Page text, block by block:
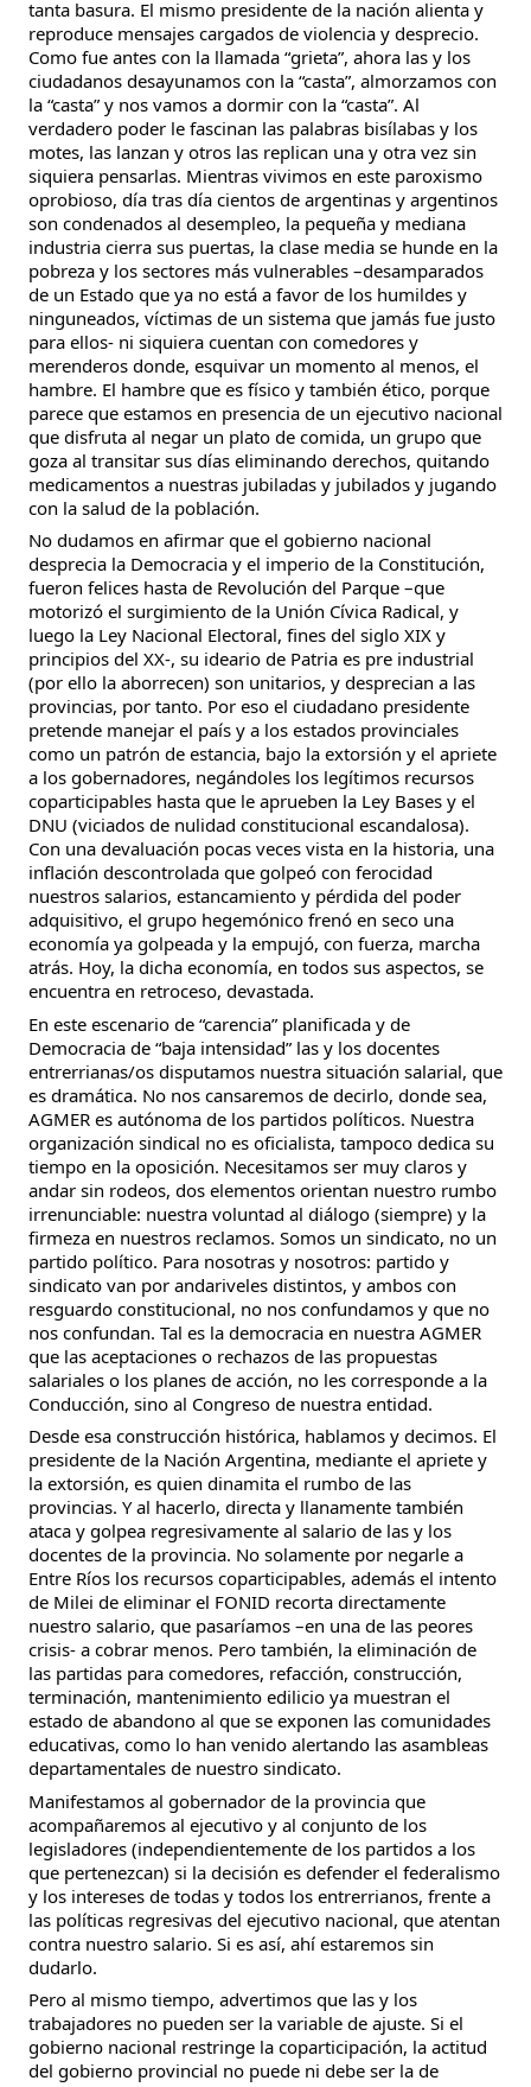
tanta basura. El mismo presidente de la nación alienta y
reproduce mensajes cargados de violencia y desprecio.
Como fue antes con la llamada “grieta”, ahora las y los
ciudadanos desayunamos con la “casta”, almorzamos con
la “casta” y nos vamos a dormir con la “casta”. Al
verdadero poder le fascinan las palabras bisílabas y los
motes, las lanzan y otros las replican una y otra vez sin
siquiera pensarlas. Mientras vivimos en este paroxismo
oprobioso, día tras día cientos de argentinas y argentinos
son condenados al desempleo, la pequeña y mediana
industria cierra sus puertas, la clase media se hunde en la
pobreza y los sectores más vulnerables –desamparados
de un Estado que ya no está a favor de los humildes y
ninguneados, víctimas de un sistema que jamás fue justo
para ellos- ni siquiera cuentan con comedores y
merenderos donde, esquivar un momento al menos, el
hambre. El hambre que es físico y también ético, porque
parece que estamos en presencia de un ejecutivo nacional
que disfruta al negar un plato de comida, un grupo que
goza al transitar sus días eliminando derechos, quitando
medicamentos a nuestras jubiladas y jubilados y jugando
con la salud de la población.
No dudamos en afirmar que el gobierno nacional
desprecia la Democracia y el imperio de la Constitución,
fueron felices hasta de Revolución del Parque –que
motorizó el surgimiento de la Unión Cívica Radical, y
luego la Ley Nacional Electoral, fines del siglo XIX y
principios del XX-, su ideario de Patria es pre industrial
(por ello la aborrecen) son unitarios, y desprecian a las
provincias, por tanto. Por eso el ciudadano presidente
pretende manejar el país y a los estados provinciales
como un patrón de estancia, bajo la extorsión y el apriete
a los gobernadores, negándoles los legítimos recursos
coparticipables hasta que le aprueben la Ley Bases y el
DNU (viciados de nulidad constitucional escandalosa).
Con una devaluación pocas veces vista en la historia, una
inflación descontrolada que golpeó con ferocidad
nuestros salarios, estancamiento y pérdida del poder
adquisitivo, el grupo hegemónico frenó en seco una
economía ya golpeada y la empujó, con fuerza, marcha
atrás. Hoy, la dicha economía, en todos sus aspectos, se
encuentra en retroceso, devastada.
En este escenario de “carencia” planificada y de
Democracia de “baja intensidad” las y los docentes
entrerrianas/os disputamos nuestra situación salarial, que
es dramática. No nos cansaremos de decirlo, donde sea,
AGMER es autónoma de los partidos políticos. Nuestra
organización sindical no es oficialista, tampoco dedica su
tiempo en la oposición. Necesitamos ser muy claros y
andar sin rodeos, dos elementos orientan nuestro rumbo
irrenunciable: nuestra voluntad al diálogo (siempre) y la
firmeza en nuestros reclamos. Somos un sindicato, no un
partido político. Para nosotras y nosotros: partido y
sindicato van por andariveles distintos, y ambos con
resguardo constitucional, no nos confundamos y que no
nos confundan. Tal es la democracia en nuestra AGMER
que las aceptaciones o rechazos de las propuestas
salariales o los planes de acción, no les corresponde a la
Conducción, sino al Congreso de nuestra entidad.
Desde esa construcción histórica, hablamos y decimos. El
presidente de la Nación Argentina, mediante el apriete y
la extorsión, es quien dinamita el rumbo de las
provincias. Y al hacerlo, directa y llanamente también
ataca y golpea regresivamente al salario de las y los
docentes de la provincia. No solamente por negarle a
Entre Ríos los recursos coparticipables, además el intento
de Milei de eliminar el FONID recorta directamente
nuestro salario, que pasaríamos –en una de las peores
crisis- a cobrar menos. Pero también, la eliminación de
las partidas para comedores, refacción, construcción,
terminación, mantenimiento edilicio ya muestran el
estado de abandono al que se exponen las comunidades
educativas, como lo han venido alertando las asambleas
departamentales de nuestro sindicato.
Manifestamos al gobernador de la provincia que
acompañaremos al ejecutivo y al conjunto de los
legisladores (independientemente de los partidos a los
que pertenezcan) si la decisión es defender el federalismo
y los intereses de todas y todos los entrerrianos, frente a
las políticas regresivas del ejecutivo nacional, que atentan
contra nuestro salario. Si es así, ahí estaremos sin
dudarlo.
Pero al mismo tiempo, advertimos que las y los
trabajadores no pueden ser la variable de ajuste. Si el
gobierno nacional restringe la coparticipación, la actitud
del gobierno provincial no puede ni debe ser la de